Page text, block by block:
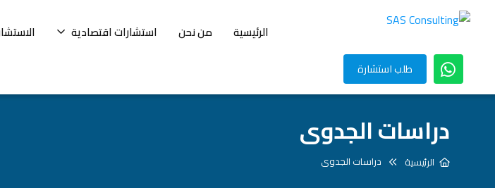
الرئيسية من نحن استشارات اقتصادية
طلب استشارة
دراسات الجدوى
الرئيسية دراسات الجدوى